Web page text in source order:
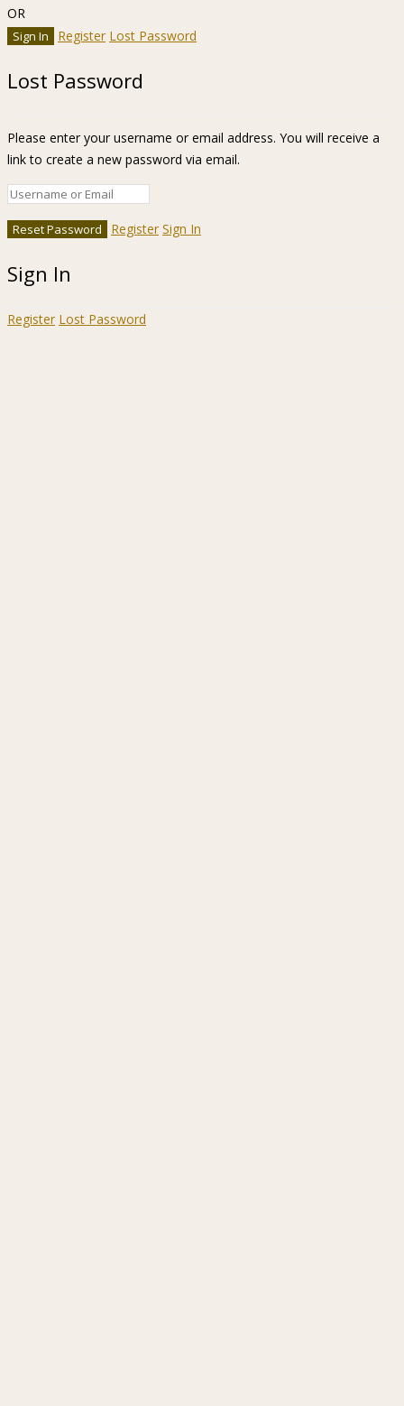
OR
Register Lost Password
Lost Password
Please enter your username or email address. You will receive a
link to create a new password via email.
Register Sign In
Sign In
Register Lost Password